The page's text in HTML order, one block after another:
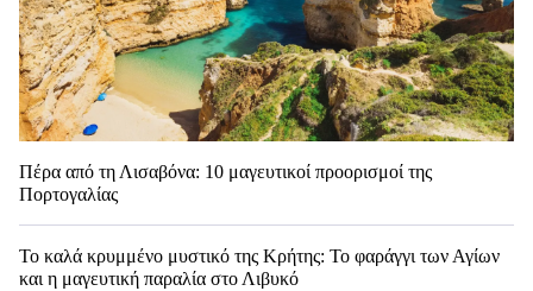
Πέρα από τη Λισαβόνα: 10 μαγευτικοί προορισμοί της
Πορτογαλίας
Το καλά κρυμμένο μυστικό της Κρήτης: Το φαράγγι των Αγίων
και η μαγευτική παραλία στο Λιβυκό